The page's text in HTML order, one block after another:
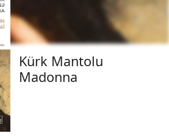
Kürk Mantolu
Madonna